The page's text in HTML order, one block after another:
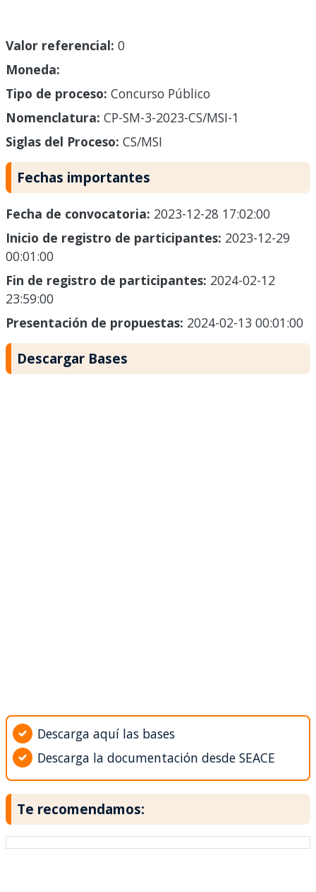
Valor referencial: 0
Moneda:
Tipo de proceso: Concurso Público
Nomenclatura: CP-SM-3-2023-CS/MSI-1
Siglas del Proceso: CS/MSI
Fechas importantes
Fecha de convocatoria: 2023-12-28 17:02:00
Inicio de registro de participantes: 2023-12-29
00:01:00
Fin de registro de participantes: 2024-02-12
23:59:00
Presentación de propuestas: 2024-02-13 00:01:00
Descargar Bases
Descarga aquí las bases
Descarga la documentación desde SEACE
Te recomendamos: